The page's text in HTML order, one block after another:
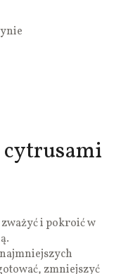
i pokroić w
zmniejszyć